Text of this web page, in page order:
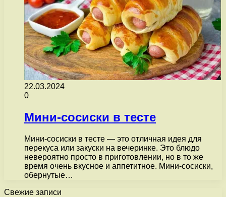
22.03.2024
0
Мини-сосиски в тесте
Мини-сосиски в тесте — это отличная идея для
перекуса или закуски на вечеринке. Это блюдо
невероятно просто в приготовлении, но в то же
время очень вкусное и аппетитное. Мини-сосиски,
обернутые…
Свежие записи